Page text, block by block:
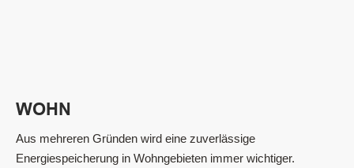
WOHN
Aus mehreren Gründen wird eine zuverlässige
Energiespeicherung in Wohngebieten immer wichtiger.